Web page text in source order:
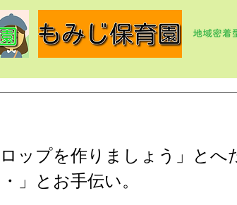
ップを作りましょう」とへ
」とお手伝い。